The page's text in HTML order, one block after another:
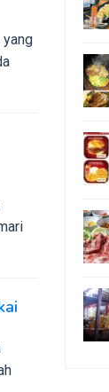
yang